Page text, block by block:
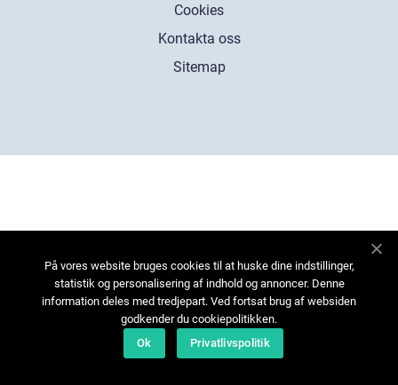
Cookies
Kontakta oss
Sitemap
På vores website bruges cookies til at huske dine indstillinger,
statistik og personalisering af indhold og annoncer. Denne
information deles med tredjepart. Ved fortsat brug af websiden
godkender du cookiepolitikken.
Ok
Privatlivspolitik